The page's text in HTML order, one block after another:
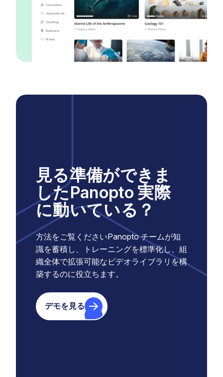
見る準備ができま
したPanopto 実際
に動いている？
方法をご覧くださいPanopto チームが知
識を蓄積し、トレーニングを標準化し、組
織全体で拡張可能なビデオライブラリを構
築するのに役立ちます。
デモを見る